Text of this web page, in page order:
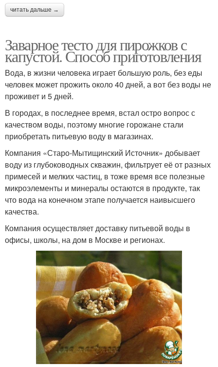
читать дальше →
Заварное тесто для пирожков с
капустой. Способ приготовления
Вода, в жизни человека играет большую роль, без еды
человек может прожить около 40 дней, а вот без воды не
проживет и 5 дней.
В городах, в последнее время, встал остро вопрос с
качеством воды, поэтому многие горожане стали
приобретать питьевую воду в магазинах.
Компания «Старо-Мытищинский Источник» добывает
воду из глубоководных скважин, фильтрует её от разных
примесей и мелких частиц, в тоже время все полезные
микроэлементы и минералы остаются в продукте, так
что вода на конечном этапе получается наивысшего
качества.
Компания осуществляет доставку питьевой воды в
офисы, школы, на дом в Москве и регионах.